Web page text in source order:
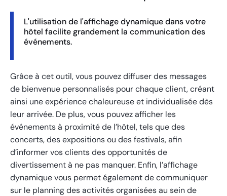
L'utilisation de l'affichage dynamique dans votre
hôtel facilite grandement la communication des
événements.
Grâce à cet outil, vous pouvez diffuser des messages
de bienvenue personnalisés pour chaque client, créant
ainsi une expérience chaleureuse et individualisée dès
leur arrivée. De plus, vous pouvez afficher les
événements à proximité de l’hôtel, tels que des
concerts, des expositions ou des festivals, afin
d’informer vos clients des opportunités de
divertissement à ne pas manquer. Enfin, l’affichage
dynamique vous permet également de communiquer
sur le planning des activités organisées au sein de